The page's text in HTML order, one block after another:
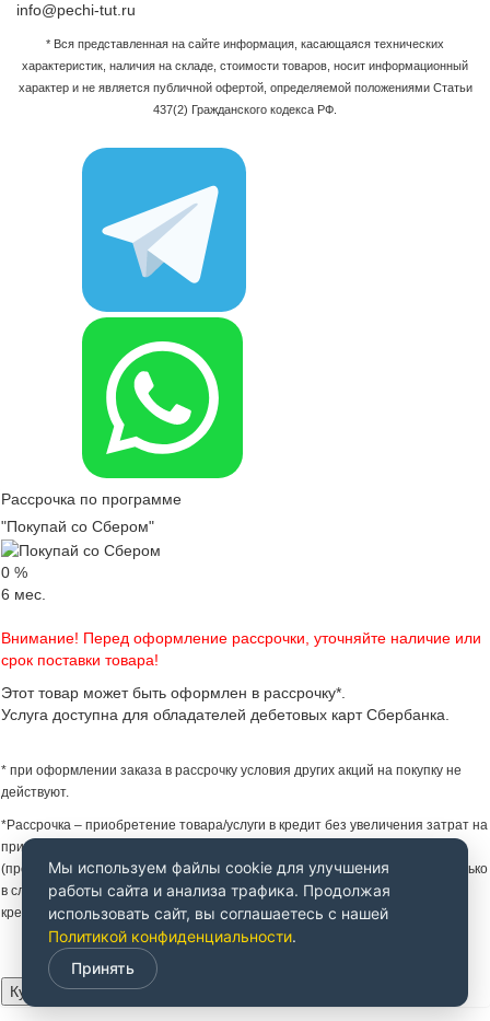
info@pechi-tut.ru
* Вся представленная на сайте информация, касающаяся технических
характеристик, наличия на складе, стоимости товаров, носит информационный
характер и не является публичной офертой, определяемой положениями Статьи
437(2) Гражданского кодекса РФ.
Рассрочка по программе
"Покупай со Сбером"
0 %
6 мес.
Внимание! Перед оформление рассрочки, уточняйте наличие или
срок поставки товара!
Этот товар может быть оформлен в рассрочку*.
Услуга доступна для обладателей дебетовых карт Сбербанка.
* при оформлении заказа в рассрочку условия других акций на покупку не
действуют.
*Рассрочка – приобретение товара/услуги в кредит без увеличения затрат на
приобретение товара/услуги за счет предоставления Партнером Банка
(продавцом) скидки на товар/услугу. Увеличение затрат не происходит только
в случае надлежащего исполнения заемщиком своих обязательств по
кредитному договору.
Купить за
Мы используем файлы cookie для улучшения
работы сайта и анализа трафика. Продолжая
использовать сайт, вы соглашаетесь с нашей
Политикой конфиденциальности.
Принять